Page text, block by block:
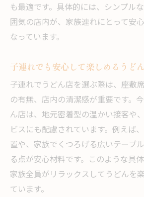
も最適です。具体的には、シンプル
囲気の店内が、家族連れにとって安
なっています。
子連れでも安心して楽しめるうど
子連れでうどん店を選ぶ際は、座敷
の有無、店内の清潔感が重要です。
ん店は、地元密着型の温かい接客や
ビスにも配慮されています。例えば
置や、家族でくつろげる広いテーブ
る点が安心材料です。このような具
家族全員がリラックスしてうどんを
ています。